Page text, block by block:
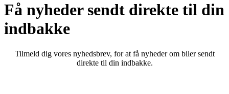
Få nyheder sendt direkte til din
indbakke
Tilmeld dig vores nyhedsbrev, for at få nyheder om biler sendt
direkte til din indbakke.